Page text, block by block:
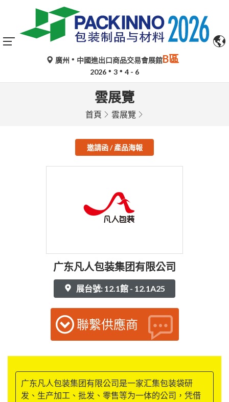
廣州 中國進出口商品交易會展館B區
2026 3 4 - 6
雲展覽
首頁 雲展覽
邀請函 / 產品海報
广东凡人包装集团有限公司
展台號: 12.1館 - 12.1A25
聯繫供應商
广东凡人包装集团有限公司是一家汇集包装袋研
发、生产加工、批发、零售等为一体的公司，凭借